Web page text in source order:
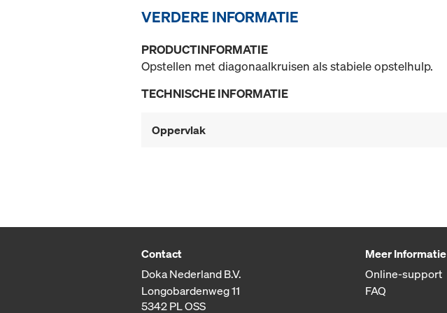
VERDERE INFORMATIE
PRODUCTINFORMATIE
Opstellen met diagonaalkruisen als stabiele opstelhulp.
TECHNISCHE INFORMATIE
Oppervlak
Contact
Doka Nederland B.V.
Longobardenweg 11
5342 PL OSS
Meer Informatie
Online-support
FAQ